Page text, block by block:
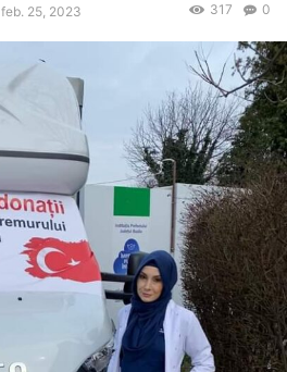
feb. 25, 2023 0
317